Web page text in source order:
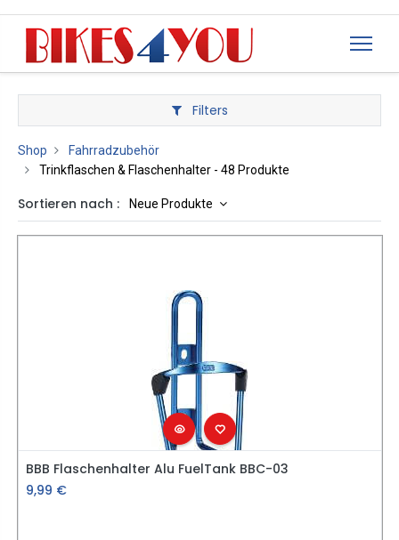
Filters
Shop
Fahrradzubehör
Trinkflaschen & Flaschenhalter - 48 Produkte
Sortieren nach : Neue Produkte
BBB Flaschenhalter Alu FuelTank BBC-03
9,99 €